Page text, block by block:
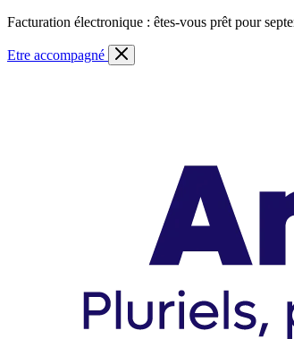
Skip
content
Facturation électronique : êtes-vous prêt pour
Etre accompagné